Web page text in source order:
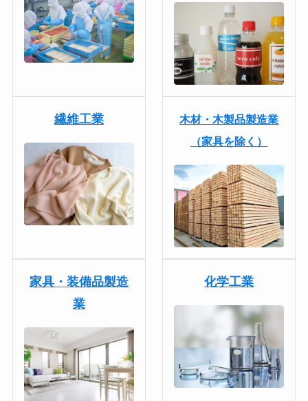
繊維工業
木材・木製品製造業
（家具を除く）
家具・装備品製造
業
化学工業